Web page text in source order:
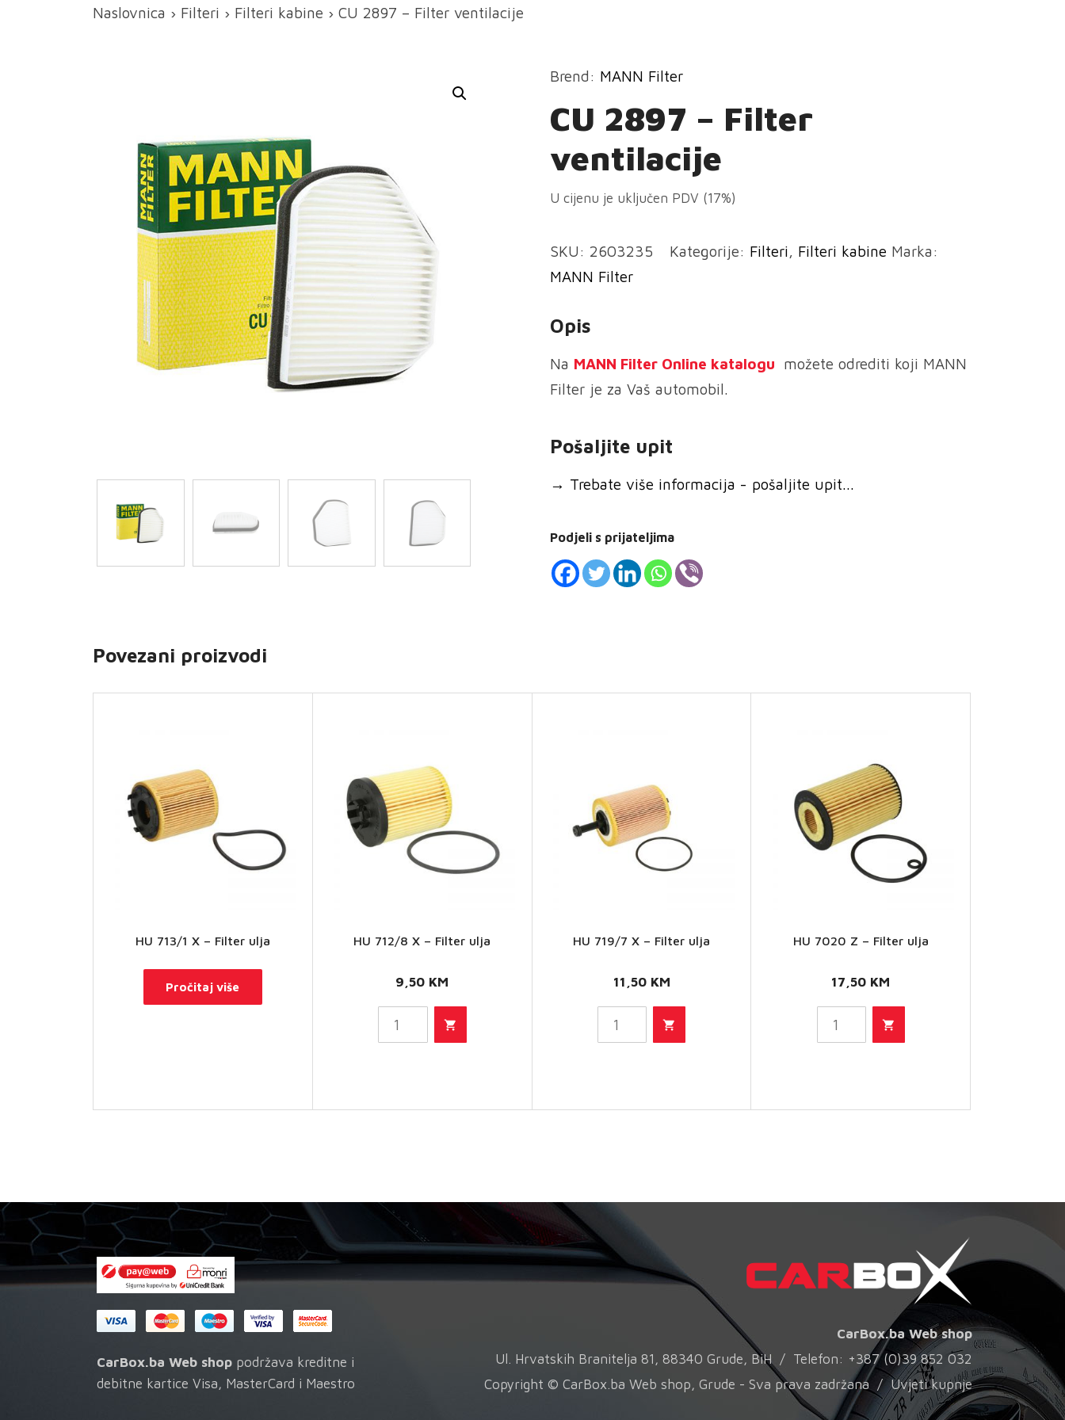
Naslovnica › Filteri › Filteri kabine › CU 2897 – Filter ventilacije
Brend: MANN Filter
CU 2897 – Filter
ventilacije
U cijenu je uključen PDV (17%)
SKU: 2603235 Kategorije: Filteri, Filteri kabine Marka:
MANN Filter
Opis
Na MANN Filter Online katalogu možete odrediti koji MANN
Filter je za Vaš automobil.
Pošaljite upit
→ Trebate više informacija - pošaljite upit...
Podjeli s prijateljima
Povezani proizvodi
HU 713/1 X – Filter ulja
Pročitaj više
HU 712/8 X – Filter ulja
9,50 KM
HU
Filter
ulja
HU 719/7 X – Filter ulja
11,50 KM
HU
Filter
ulja
HU 7020 Z – Filter ulja
17,50 KM
7020 Z
- Filter
CarBox.ba Web shop podržava kreditne i
debitne kartice Visa, MasterCard i Maestro
CarBox.ba Web shop
Ul. Hrvatskih Branitelja 81, 88340 Grude, BiH / Telefon: +387 (0)39 852 032
Copyright © CarBox.ba Web shop, Grude - Sva prava zadržana /Uvjeti kupnje